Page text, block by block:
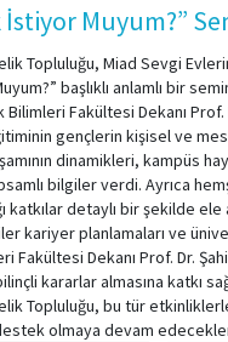
Muyum?”
Topluluğu, Miad Sevgi
başlıklı anlamlı bir
Bilimleri Fakültesi Dekanı
gençlerin kişisel ve
dinamikleri, kampüs
bilgiler verdi. Ayrıca
katkılar detaylı bir şekilde ele
kariyer planlamaları ve
Fakültesi Dekanı Prof. Dr.
kararlar almasına katkı
Topluluğu, bu tür
olmaya devam